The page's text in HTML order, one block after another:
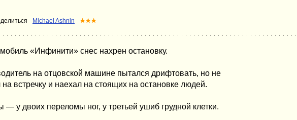
Michael Ashnin ★★★
«Инфинити» снес нахрен остановку.
на отцовской машине пытался дрифтовать, но не
встречку и наехал на стоящих на остановке людей.
у двоих переломы ног, у третьей ушиб грудной клетки.